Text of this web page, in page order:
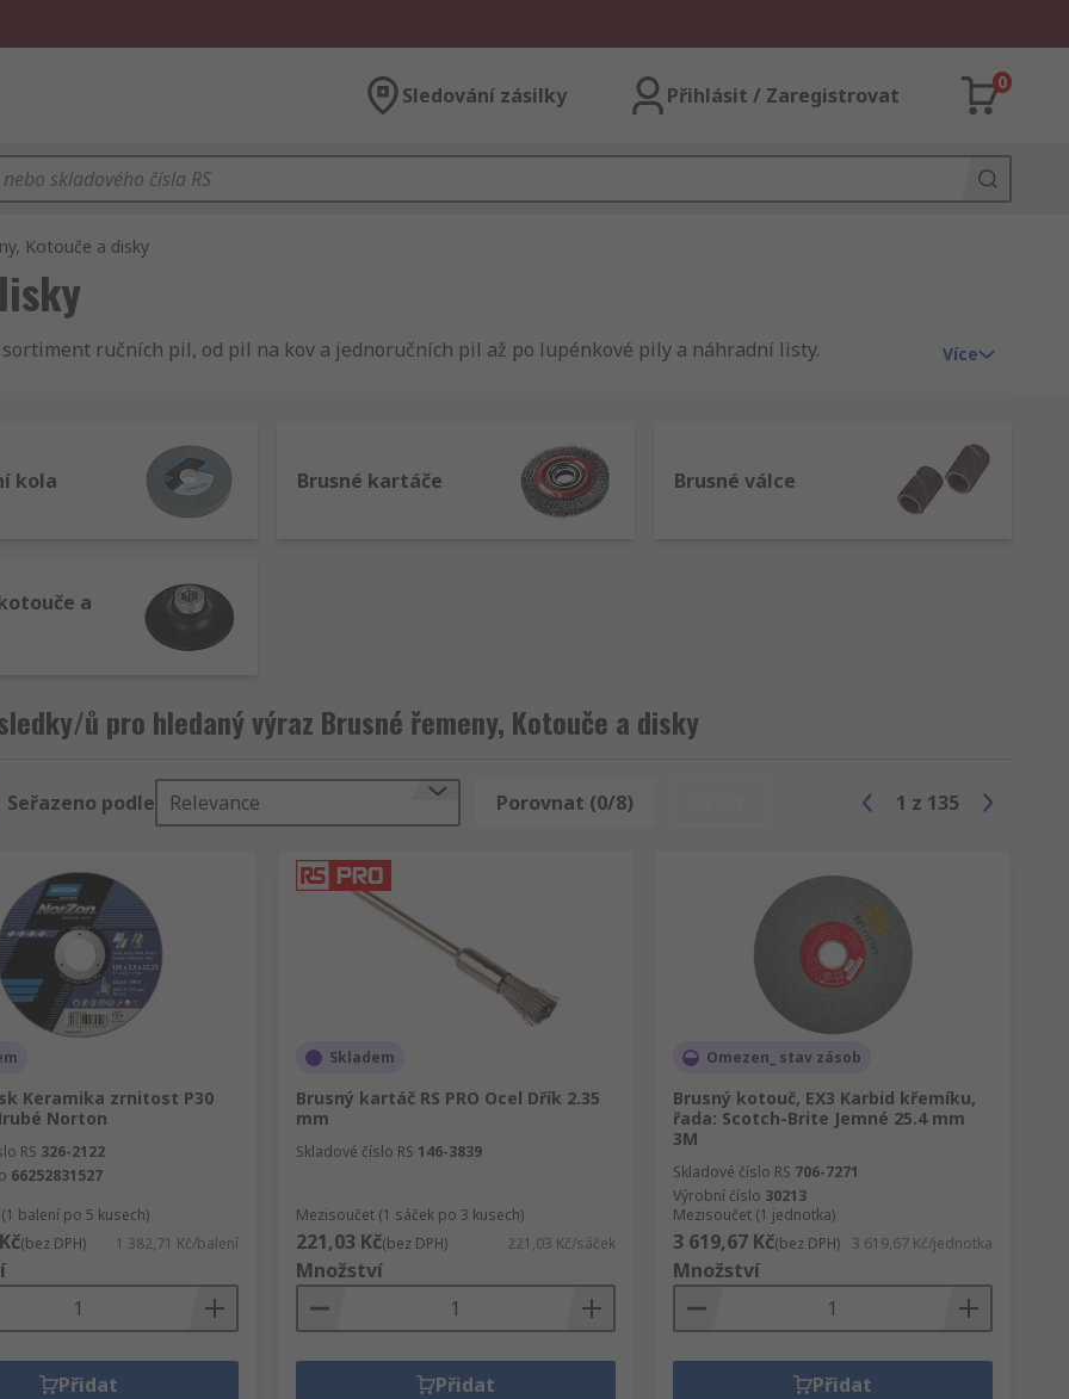
Sledování zásilky Přihlásit / Zaregistrovat
0
Kotouče a disky
ručních pil, od pil na kov a jednoručních pil až po lupénkové pily a náhradní listy. Více
kola Brusné kartáče Brusné válce
a
ů pro hledaný výraz Brusné řemeny, Kotouče a disky
Seřazeno podle Relevance Porovnat (0/8) 1 z 135
Keramika zrnitost P30
Norton
RS 326-2122
66252831527
balení po 5 kusech)
(bez DPH) 1 382,71 Kč/balení
Přidat
Skladem
Brusný kartáč RS PRO Ocel Dřík 2.35
mm
Skladové číslo RS 146-3839
Mezisoučet (1 sáček po 3 kusech)
221,03 Kč(bez DPH) 221,03 Kč/sáček
Množství
Přidat
Omezen_ stav zásob
Brusný kotouč, EX3 Karbid křemíku,
řada: Scotch-Brite Jemné 25.4 mm
3M
Skladové číslo RS 706-7271
Výrobní číslo 30213
Mezisoučet (1 jednotka)
3 619,67 Kč(bez DPH) 3 619,67 Kč/jednotka
Množství
Přidat